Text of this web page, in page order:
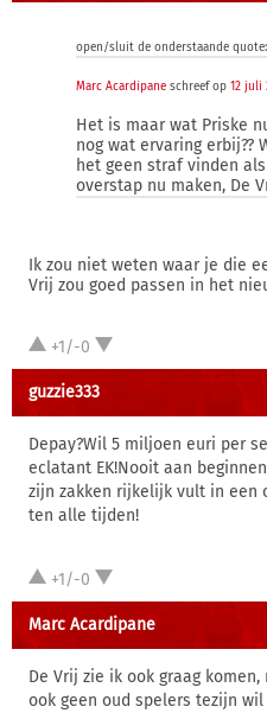
open/sluit de onderstaande quote:
Marc Acardipane schreef op 12 juli
Het is maar wat Priske
nog wat ervaring erbij??
het geen straf vinden
overstap nu maken, De
Ik zou niet weten waar je die
Vrij zou goed passen in het
+1/-0
guzzie333
Depay?Wil 5 miljoen euri per
eclatant EK!Nooit aan
zijn zakken rijkelijk vult in een
ten alle tijden!
+1/-0
Marc Acardipane
De Vrij zie ik ook graag
ook geen oud spelers tezijn